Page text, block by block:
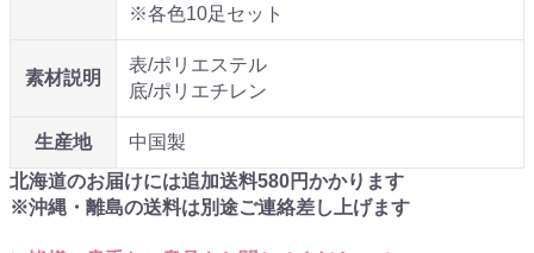
※各色10足セット
素材説明
表/ポリエステル
底/ポリエチレン
生産地
中国製
北海道のお届けには追加送料580円かかります
※沖縄・離島の送料は別途ご連絡差し上げます